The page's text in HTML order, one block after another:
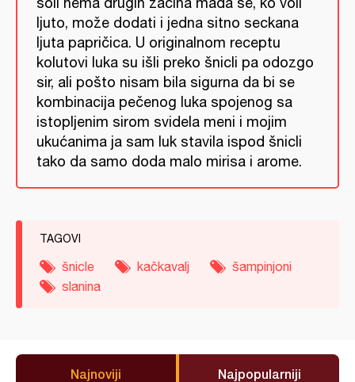
ljuto, može dodati i jedna sitno seckana
ljuta papričica. U originalnom receptu
kolutovi luka su išli preko šnicli pa odozgo
sir, ali pošto nisam bila sigurna da bi se
kombinacija pečenog luka spojenog sa
istopljenim sirom svidela meni i mojim
ukućanima ja sam luk stavila ispod šnicli
tako da samo doda malo mirisa i arome.
TAGOVI
šnicle kačkavalj
šampinjoni
slanina
Najnoviji Najpopularniji